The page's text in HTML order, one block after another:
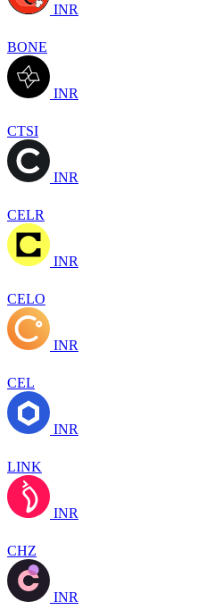
INR
BONE
INR
CTSI
INR
CELR
INR
CELO
INR
CEL
INR
LINK
INR
CHZ
INR